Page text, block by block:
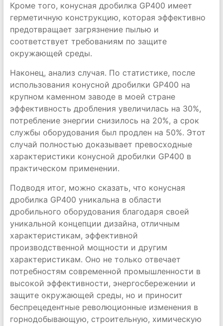
Кроме того, конусная дробилка GP400 имеет
герметичную конструкцию, которая эффективно
предотвращает загрязнение пылью и
соответствует требованиям по защите
окружающей среды.
Наконец, анализ случая. По статистике, после
использования конусной дробилки GP400 на
крупном каменном заводе в моей стране
эффективность дробления увеличилась на 30%,
потребление энергии снизилось на 20%, а срок
службы оборудования был продлен на 50%. Этот
случай полностью доказывает превосходные
характеристики конусной дробилки GP400 в
практическом применении.
Подводя итог, можно сказать, что конусная
дробилка GP400 уникальна в области
дробильного оборудования благодаря своей
уникальной концепции дизайна, отличным
характеристикам, эффективной
производственной мощности и другим
характеристикам. Оно не только отвечает
потребностям современной промышленности в
высокой эффективности, энергосбережении и
защите окружающей среды, но и приносит
беспрецедентные революционные изменения в
горнодобывающую, строительную, химическую